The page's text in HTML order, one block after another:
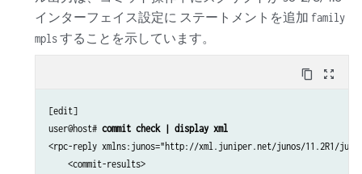
インターフェイス設定に ステートメントを追加 family
mplsすることを示しています。
content_copy zoom_out_map
[edit]
user@host# commit check | display xml
<rpc-reply xmlns:junos="http://xml.juniper.net/junos/11.2R1/
    <commit-results>